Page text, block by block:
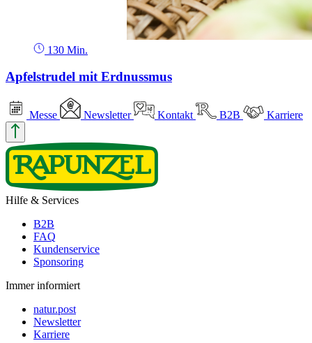
130 Min.
Apfelstrudel mit Erdnussmus
Messe Newsletter Kontakt B2B Karriere
Hilfe & Services
B2B
FAQ
Kundenservice
Sponsoring
Immer informiert
natur.post
Newsletter
Karriere